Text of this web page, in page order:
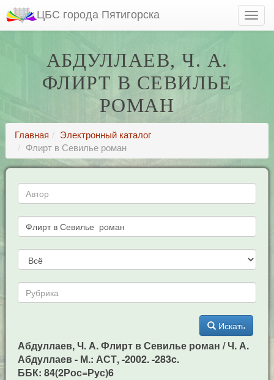
ЦБС города Пятигорска
АБДУЛЛАЕВ, Ч. А.
ФЛИРТ В СЕВИЛЬЕ
РОМАН
Главная
Электронный каталог
Флирт в Севилье роман
Искать
Абдуллаев, Ч. А. Флирт в Севилье роман / Ч. А.
Абдуллаев - М.: АСТ, -2002. -283c.
ББК: 84(2Рос=Рус)6